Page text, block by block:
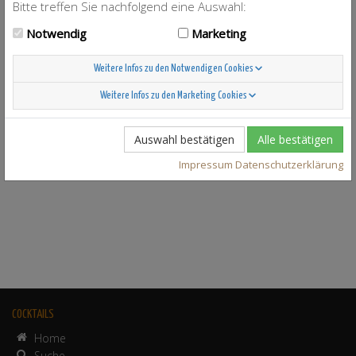
Erdbeer-Traum
Pina Colada
Swimming Pool
Cocktail-Karte als PDF
COCKTAILS
Home
Bitte treffen Sie nachfolgend eine Auswahl:
Notwendig
Marketing
Weitere Infos zu den Notwendigen Cookies
Weitere Infos zu den Marketing Cookies
Auswahl bestätigen Alle bestätigen
Impressum Datenschutzerklärung